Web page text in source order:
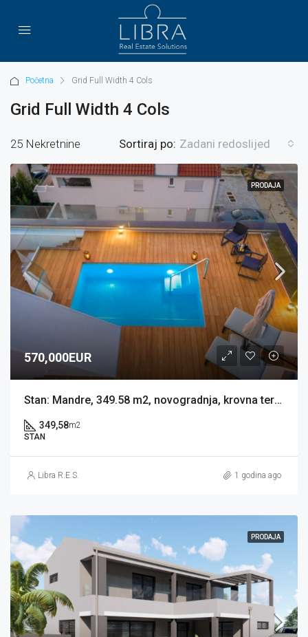
Početna Grid Full Width 4 Cols
Grid Full Width 4 Cols
25 Nekretnine Sortiraj po: Zadani redoslijed
PRODAJA
570,000EUR
Stan: Mandre, 349.58 m2, novogradnja, krovna terasa s bazenom (prodaja)
349,58m2
STAN
Libra R.E.S. 1 godina ago
PRODAJA